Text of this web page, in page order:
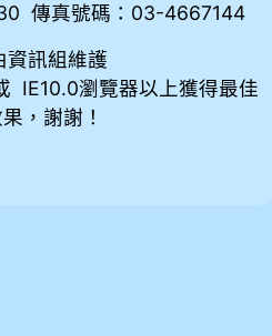
傳真號碼：03-4667144
資訊組維護
IE10.0瀏覽器以上獲得最佳
，謝謝！